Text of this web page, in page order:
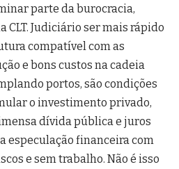
parte da burocracia,
CLT. Judiciário ser mais rápido
compatível com as
e bons custos na cadeia
portos, são condições
o investimento privado,
dívida pública e juros
especulação financeira com
e sem trabalho. Não é isso